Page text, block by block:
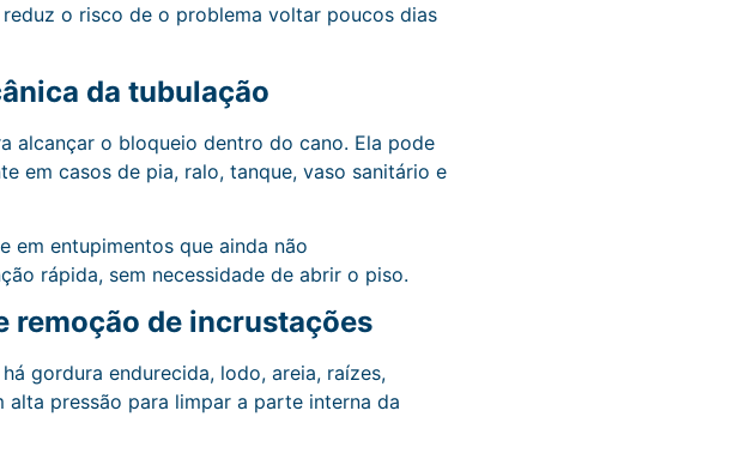
o risco de o problema voltar poucos dias
da tubulação
alcançar o bloqueio dentro do cano. Ela pode
em casos de pia, ralo, tanque, vaso sanitário e
em entupimentos que ainda não
rápida, sem necessidade de abrir o piso.
remoção de incrustações
gordura endurecida, lodo, areia, raízes,
alta pressão para limpar a parte interna da